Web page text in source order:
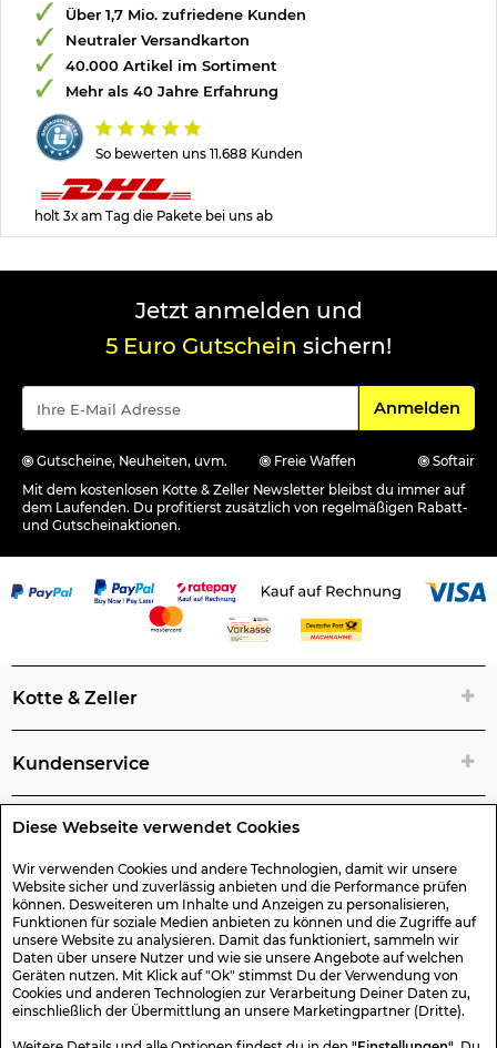
Diese Webseite verwendet Cookies
Wir verwenden Cookies und andere Technologien, damit wir unsere
Website sicher und zuverlässig anbieten und die Performance prüfen
können. Desweiteren um Inhalte und Anzeigen zu personalisieren,
Funktionen für soziale Medien anbieten zu können und die Zugriffe auf
unsere Website zu analysieren. Damit das funktioniert, sammeln wir
Daten über unsere Nutzer und wie sie unsere Angebote auf welchen
Geräten nutzen. Mit Klick auf "Ok" stimmst Du der Verwendung von
Cookies und anderen Technologien zur Verarbeitung Deiner Daten zu,
einschließlich der Übermittlung an unsere Marketingpartner (Dritte).
So bewerten uns 11.688 Kunden
Über 1,7 Mio. zufriedene Kunden
Neutraler Versandkarton
40.000 Artikel im Sortiment
Mehr als 40 Jahre Erfahrung
holt 3x am Tag die Pakete bei uns ab
Jetzt anmelden und
5 Euro Gutschein sichern!
Für den
Anmelden
Gutscheine, Neuheiten, uvm. Freie Waffen
Softair
Mit dem kostenlosen Kotte & Zeller Newsletter bleibst du immer auf
dem Laufenden. Du profitierst zusätzlich von regelmäßigen Rabatt-
und Gutscheinaktionen.
Kotte & Zeller
Kundenservice
Rechtliche Artikelinfos
Geschenk-Gutscheine
Versand & Rücksendung